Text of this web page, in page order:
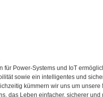
Power-Systems und IoT
sowie ein intelligentes und
kümmern wir uns um
das Leben einfacher, sicherer